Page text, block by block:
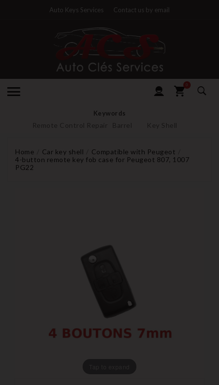
Auto Keys Services Contact us by email
0
Keywords
Remote Control Repair Barrel Key Shell
Home Car key shell
Compatible with Peugeot
4-button remote key fob case for Peugeot 807, 1007
PG22